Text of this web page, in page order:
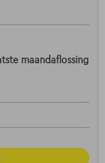
maandaflossing